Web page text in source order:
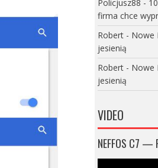
Policjusz88 -
firma chce
Robert- Nowe
jesienią
Robert- Nowe
jesienią
VIDEO
NEFFOS C7 —